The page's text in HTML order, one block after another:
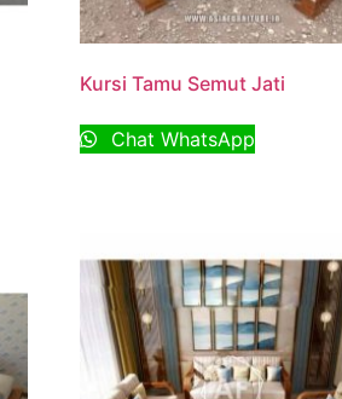
Kursi Tamu Semut Jati
Chat WhatsApp